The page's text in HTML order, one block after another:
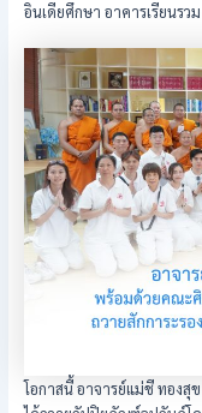
อินเดียศึกษา อาคารเรียนรว
โอกาสนี้ อาจารย์แม่ชี ทอง